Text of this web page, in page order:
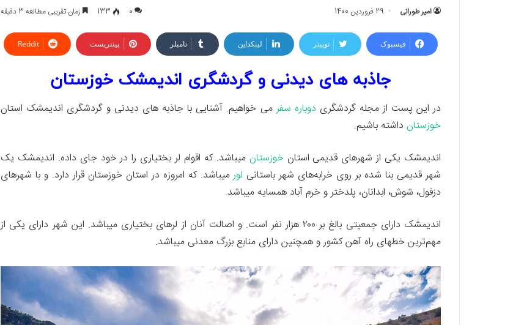
امیر طورانی 29 فروردین 1400 0
133 زمان تقریبی مطالعه 3 دقیقه
فیسبوک توییتر لینکداین تامبلر پینتریست Reddit
جاذبه های دیدنی و گردشگری اندیمشک خوزستان
در این پست از مجله گردشگری دوباره سفرمی خواهیم. آشنایی با جاذبه های دیدنی و گردشگری اندیمشک استان
خوزستان داشته باشیم.
اندیمشک یکی از شهرهای قدیمی استان خوزستان میباشد. که اقوام لر بختیاری را در خود جای داده. اندیمشک یک
شهر قدیمی بنا شده بر روی خرابه‌های شهر باستانی لورمیباشد. که امروزه در استان خوزستان قرار دارد. و با شهرهای
دزفول، شوش، ابدانان، پلدختر و خرم آباد همسایه میباشد.
اندیمشک دارای جمعیتی بالغ بر ۲۰۰ هزار نفر است. و اصالت آنان از لرهای بختیاری میباشد. این شهر دارای یکی از
مهم‌ترین خطهای راه آهن کشور و همچنین دارای منابع بزرگ معدنی میباشد.